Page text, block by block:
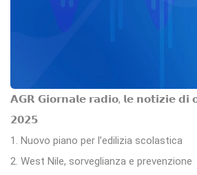
𝗔𝗚𝗥 𝗚𝗶𝗼𝗿𝗻𝗮𝗹𝗲 𝗿𝗮𝗱𝗶𝗼, 𝗹𝗲 𝗻𝗼𝘁𝗶𝘇𝗶𝗲 𝗱𝗶
𝟮𝟬𝟮𝟱
1. Nuovo piano per l’edilizia scolastica
2. West Nile, sorveglianza e prevenzione